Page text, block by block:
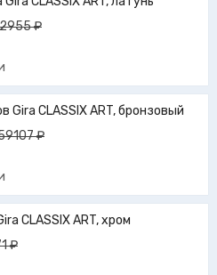
₽
Gira CLASSIX ART, бронзовый
₽
CLASSIX ART, хром
₽